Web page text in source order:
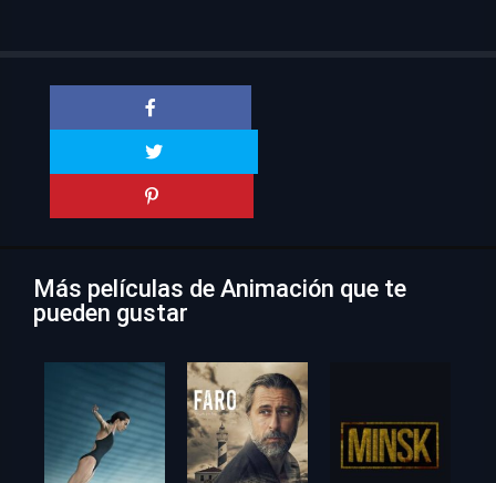
Más películas de Animación que te
pueden gustar